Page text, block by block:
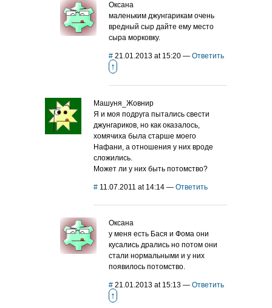
Оксана
маленьким джунгарикам очень
вредный сыр дайте ему место
сыра морковку.
# 21.01.2013 at 15:20 — Ответить
↑
Машуня_Жовнир
Я и моя подруга пытались свести
джунгариков, но как оказалось,
хомячиха была старше моего
Нафани, а отношения у них вроде
сложились.
Может ли у них быть потомство?
# 11.07.2011 at 14:14 — Ответить
Оксана
у меня есть Бася и Фома они
кусались дрались но потом они
стали нормальными и у них
появилось потомство.
# 21.01.2013 at 15:13 — Ответить
↑